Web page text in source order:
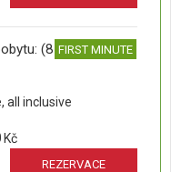
(8 dní)
FIRST MINUTE
all inclusive
Kč
REZERVACE